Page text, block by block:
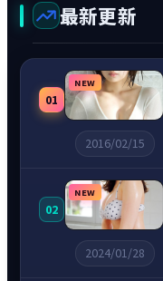
最新更新
01
NEW
2016/02/15
02
NEW
2024/01/28